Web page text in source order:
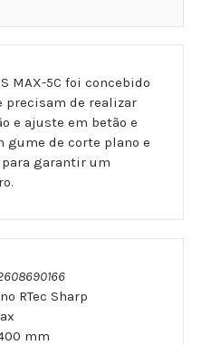
MAX-5C foi concebido
precisam de realizar
e ajuste em betão e
gume de corte plano e
garantir um
RTec Sharp
mm